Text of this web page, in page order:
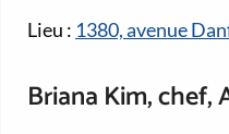
Lieu : 1380, avenue
Briana Kim, chef,